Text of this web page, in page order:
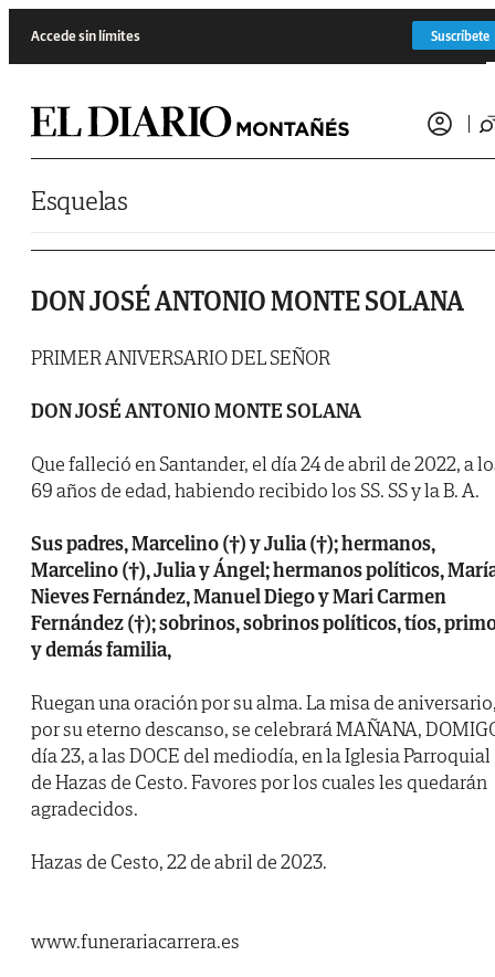
Accede sin límites Suscríbete
Esquelas
DON JOSÉ ANTONIO MONTE SOLANA
PRIMER ANIVERSARIO DEL SEÑOR
DON JOSÉ ANTONIO MONTE SOLANA
Que falleció en Santander, el día 24 de abril de 2022, a
69 años de edad, habiendo recibido los SS. SS y la B. A.
Sus padres, Marcelino (†) y Julia (†); hermanos,
Marcelino (†), Julia y Ángel; hermanos políticos,
Nieves Fernández, Manuel Diego y Mari Carmen
Fernández (†); sobrinos, sobrinos políticos, tíos,
y demás familia,
Ruegan una oración por su alma. La misa de
por su eterno descanso, se celebrará MAÑANA,
día 23, a las DOCE del mediodía, en la Iglesia Parroquial
de Hazas de Cesto. Favores por los cuales les quedarán
agradecidos.
Hazas de Cesto, 22 de abril de 2023.
www.funerariacarrera.es